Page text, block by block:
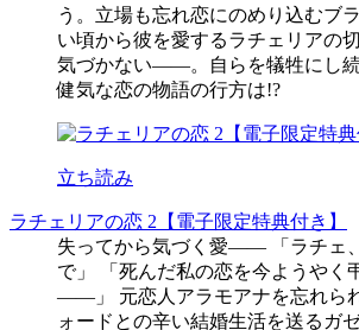
う。立場も忘れ恋にのめり込むブ
い頃から彼を愛するラチェリアの
気づかない――。自らを犠牲にし
健気な恋の物語の行方は!?
立ち読み
ラチェリアの恋 2【電子限定特典付き】
失ってから気づく愛―― 「ラチェ
で」 「死んだ私の恋を今ようやく
――」 元恋人アラモアナを忘れら
ォードとの辛い結婚生活を送るガ